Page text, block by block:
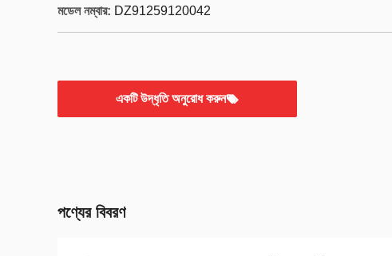
মডেল নম্বার: DZ91259120042
একটি উদ্ধৃতি অনুরোধ করুন
পণ্যের বিবরণ